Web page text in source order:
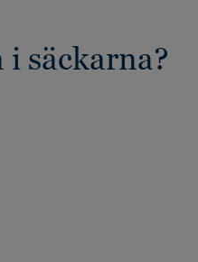
säckarna?